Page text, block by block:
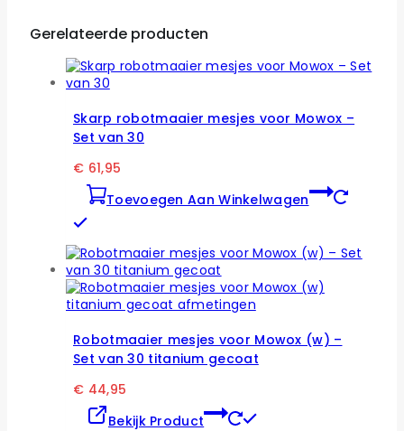
Gerelateerde producten
Skarp robotmaaier mesjes voor Mowox –
Set van 30
€ 61,95
Toevoegen Aan Winkelwagen
Robotmaaier mesjes voor Mowox (w) –
Set van 30 titanium gecoat
€ 44,95
Bekijk Product